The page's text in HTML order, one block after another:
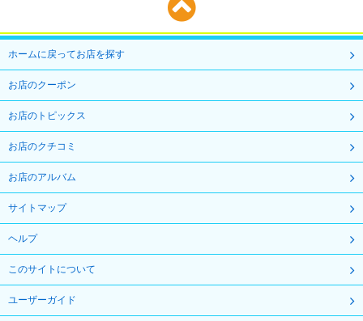
ホームに戻ってお店を探す
お店のクーポン
お店のトピックス
お店のクチコミ
お店のアルバム
サイトマップ
ヘルプ
このサイトについて
ユーザーガイド